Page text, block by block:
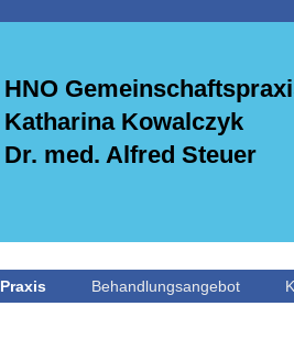
HNO
Katharina Kowalczyk
Dr. med. Alfred Steuer
Praxis Behandlungsangebot